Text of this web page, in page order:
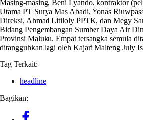
Masing-masing, Beni Lyando, kontraktor
Utama PT Surya Mas Abadi, Yonas
Direksi, Ahmad Litiloly PPTK, dan Megy
Bidang Pengembangan Sumber Daya Air
Provinsi Maluku. Empat tersangka semula
ditangguhkan lagi oleh Kajari Malteng July
Tag Terkait:
headline
Bagikan: